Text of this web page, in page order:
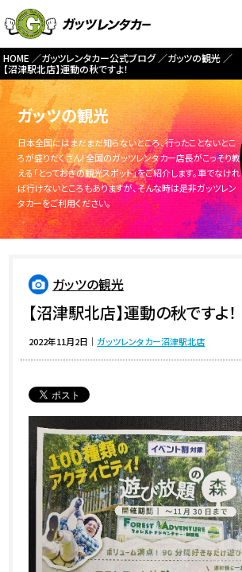
HOME ガッツレンタカー公式ブログ
ガッツの観光
【沼津駅北店】運動の秋ですよ！
ガッツの観光
日本全国にはまだまだ知らないところ、行ったことないとこ
ろが盛りだくさん！全国のガッツレンタカー店長がこっそり教
える「とっておきの観光スポット」をご紹介します。車でなけれ
ば行けないところもありますが、そんな時は是非ガッツレン
タカーをご利用ください。
ガッツの観光
【沼津駅北店】運動の秋ですよ！
2022年11月2日 ｜ガッツレンタカー沼津駅北店